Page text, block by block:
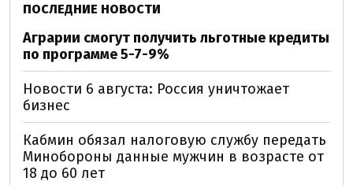
ПОСЛЕДНИЕ НОВОСТИ
Аграрии смогут получить льготные кредиты
по программе 5-7-9%
Новости 6 августа: Россия уничтожает
бизнес
Кабмин обязал налоговую службу передать
Минобороны данные мужчин в возрасте от
18 до 60 лет